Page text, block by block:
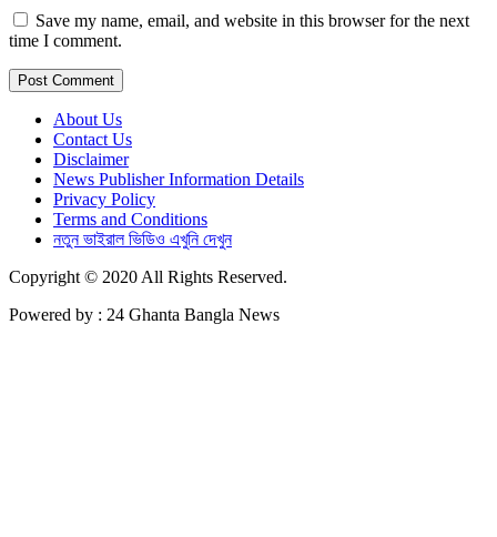
Save my name, email, and website in this browser for the next
time I comment.
About Us
Contact Us
Disclaimer
News Publisher Information Details
Privacy Policy
Terms and Conditions
নতুন ভাইরাল ভিডিও এখুনি দেখুন
Copyright © 2020 All Rights Reserved.
Powered by : 24 Ghanta Bangla News